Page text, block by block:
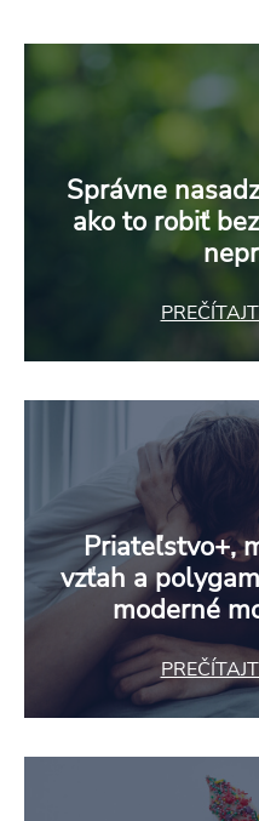
Správne
ako to robiť
Priateľstvo+,
vzťah a
moderné